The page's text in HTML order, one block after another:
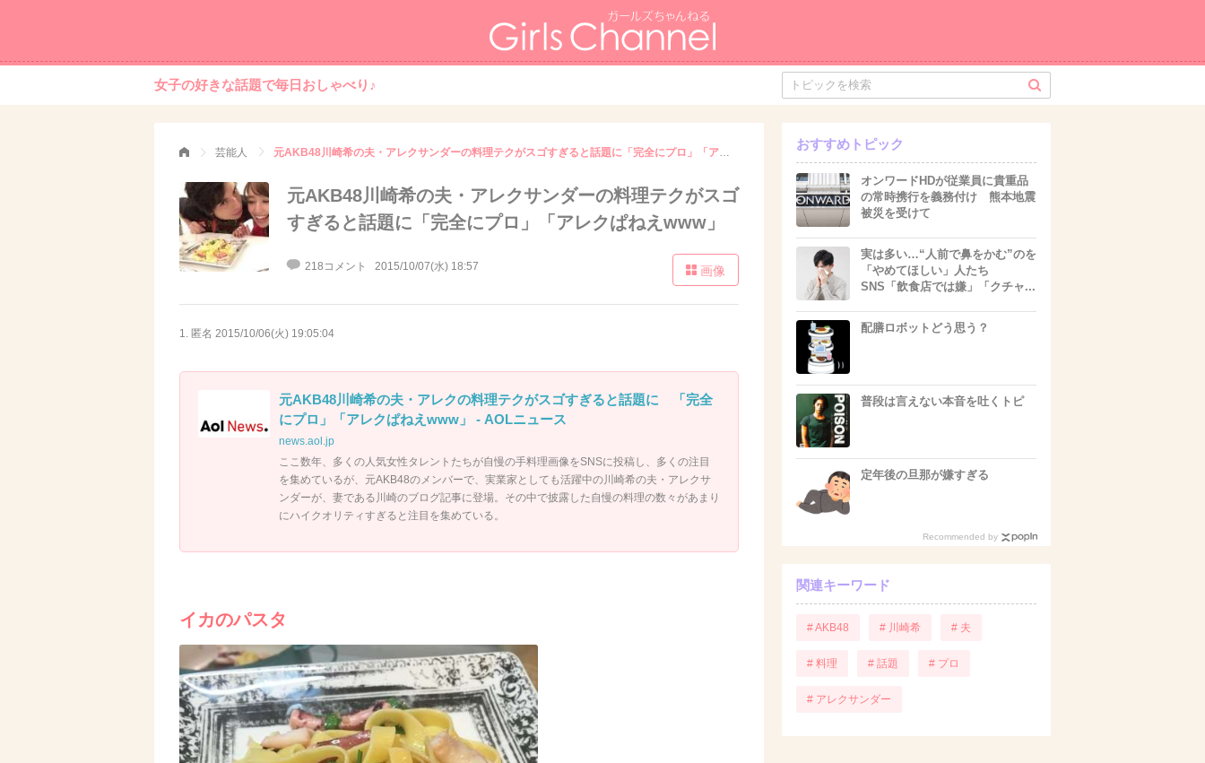
女子の好きな話題で毎日おしゃべり♪
芸能人 元AKB48川崎希の夫・アレクサンダーの料理テクがスゴすぎると話題に「完全にプロ」「アレクぱねえwww」
元AKB48川崎希の夫・アレクサンダーの料理テクがスゴ
すぎると話題に「完全にプロ」「アレクぱねえwww」
218コメント 2015/10/07(水) 18:57 画像
1. 匿名 2015/10/06(火) 19:05:04
元AKB48川崎希の夫・アレクの料理テクがスゴすぎると話題に 「完全
にプロ」「アレクぱねえwww」 - AOLニュース
news.aol.jp
ここ数年、多くの人気女性タレントたちが自慢の手料理画像をSNSに投稿し、多くの注目
を集めているが、元AKB48のメンバーで、実業家としても活躍中の川崎希の夫・アレクサ
ンダーが、妻である川崎のブログ記事に登場。その中で披露した自慢の料理の数々があまり
にハイクオリティすぎると注目を集めている。
イカのパスタ
おすすめトピック
オンワードHDが従業員に貴重品
の常時携行を義務付け 熊本地震
被災を受けて
実は多い…“人前で鼻をかむ”のを
「やめてほしい」人たち
SNS「飲食店では嫌」「クチャ...
配膳ロボットどう思う？
普段は言えない本音を吐くトピ
定年後の旦那が嫌すぎる
Recommended by
関連キーワード
# AKB48 # 川崎希 # 夫
# 料理 # 話題 # プロ
# アレクサンダー